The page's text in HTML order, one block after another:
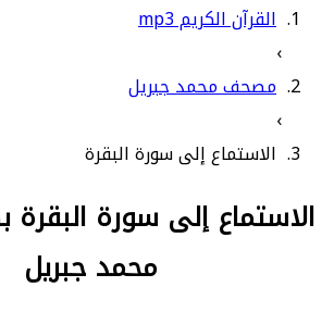
القرآن الكريم mp3
›
مصحف محمد جبريل
›
الاستماع إلى سورة البقرة
الاستماع إلى سورة البقرة
محمد جبريل